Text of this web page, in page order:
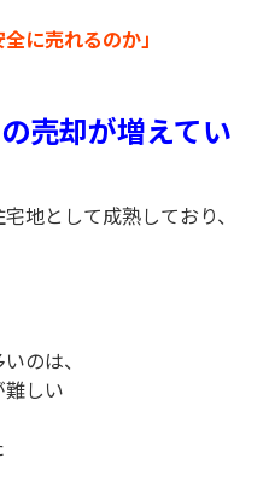
に売れるのか」
売却が増えてい
地として成熟しており、
のは、
しい